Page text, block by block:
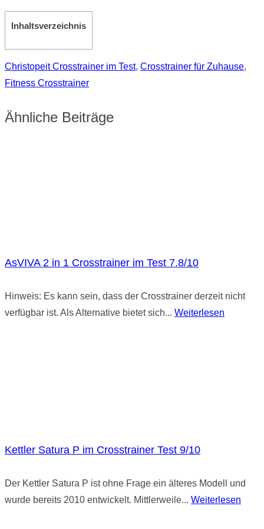
Inhaltsverzeichnis
Christopeit Crosstrainer im Test, Crosstrainer für Zuhause,
Fitness Crosstrainer
Ähnliche Beiträge
AsVIVA 2 in 1 Crosstrainer im Test 7.8/10
Hinweis: Es kann sein, dass der Crosstrainer derzeit nicht
verfügbar ist. Als Alternative bietet sich... Weiterlesen
Kettler Satura P im Crosstrainer Test 9/10
Der Kettler Satura P ist ohne Frage ein älteres Modell und
wurde bereits 2010 entwickelt. Mittlerweile... Weiterlesen